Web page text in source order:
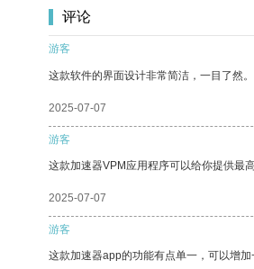
评论
游客
这款软件的界面设计非常简洁，一目了然。
2025-07-07
游客
这款加速器VPM应用程序可以给你提供最
2025-07-07
游客
这款加速器app的功能有点单一，可以增